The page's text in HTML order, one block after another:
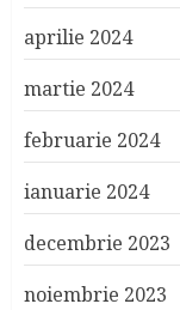
aprilie 2024
martie 2024
februarie 2024
ianuarie 2024
decembrie 2023
noiembrie 2023